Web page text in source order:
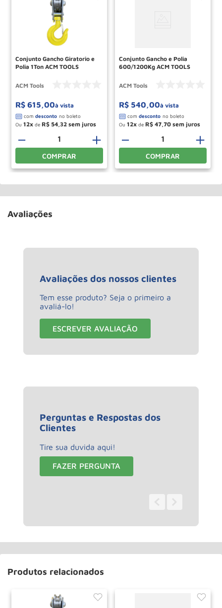
Conjunto Gancho Giratorio e
Polia 1Ton ACM TOOLS
ACM Tools
R$ 615,00à vista
Ou 12 de R$ 54,32
＋
－
COMPRAR
Conjunto Gancho e Polia
600/1200Kg ACM TOOLS
ACM Tools
R$ 540,00à vista
Ou 12 de R$ 47,70
＋
－
COMPRAR
Avaliações
Avaliações dos nossos clientes
Tem esse produto? Seja o primeiro a
avaliá-lo!
ESCREVER AVALIAÇÃO
Perguntas e Respostas dos
Clientes
Tire sua duvida aqui!
FAZER PERGUNTA
Produtos relacionados